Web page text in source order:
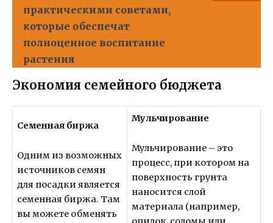
практическими советами,
которые обеспечат
полноценное воспитание
растения
Экономия семейного бюджета
Семенная биржа
Одним из возможных
источников семян
для посадки является
семенная биржа. Там
вы можете обменять
Мульчирование
Мульчирование – это
процесс, при котором на
поверхность грунта
наносится слой
материала (например,